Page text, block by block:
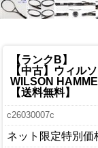
【ランクB】
【中古】ウィル
WILSON
【送料無料】
c26030007c
ネット限定特別価